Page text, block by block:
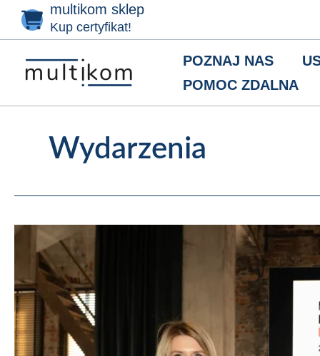
Przejdź
treści
multikom sklep
Kup certyfikat!
POZNAJ NAS
POMOC ZDALNA
Wydarzenia